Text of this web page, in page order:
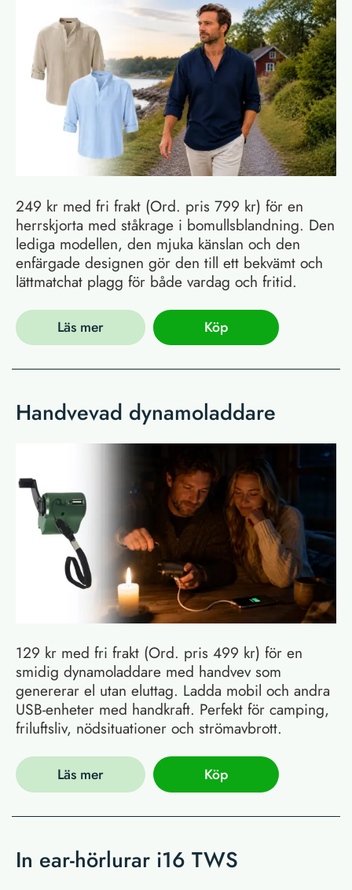
249 kr med fri frakt (Ord. pris 799 kr) för en
herrskjorta med ståkrage i bomullsblandning. Den
lediga modellen, den mjuka känslan och den
enfärgade designen gör den till ett bekvämt och
lättmatchat plagg för både vardag och fritid.
Läs mer Köp
Handvevad dynamoladdare
129 kr med fri frakt (Ord. pris 499 kr) för en
smidig dynamoladdare med handvev som
genererar el utan eluttag. Ladda mobil och andra
USB-enheter med handkraft. Perfekt för camping,
friluftsliv, nödsituationer och strömavbrott.
Läs mer Köp
In ear-hörlurar i16 TWS